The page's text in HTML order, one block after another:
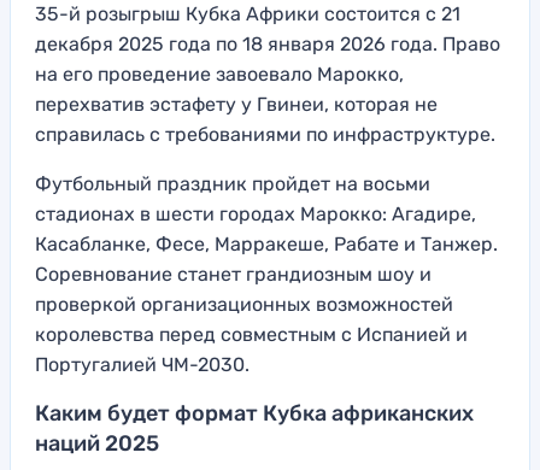
35-й розыгрыш Кубка Африки состоится с 21
декабря 2025 года по 18 января 2026 года. Право
на его проведение завоевало Марокко,
перехватив эстафету у Гвинеи, которая не
справилась с требованиями по инфраструктуре.
Футбольный праздник пройдет на восьми
стадионах в шести городах Марокко: Агадире,
Касабланке, Фесе, Марракеше, Рабате и Танжер.
Соревнование станет грандиозным шоу и
проверкой организационных возможностей
королевства перед совместным с Испанией и
Португалией ЧМ-2030.
Каким будет формат Кубка африканских
наций 2025